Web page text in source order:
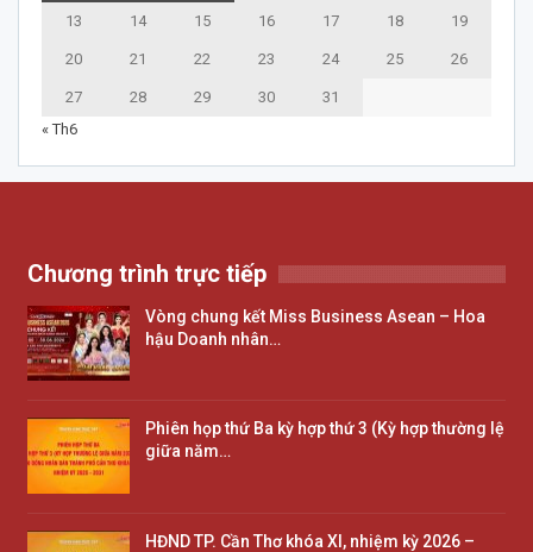
13 14 15 16 17 18 19
20 21 22 23 24 25 26
27 28 29 30
31
« Th6
Chương trình trực tiếp
Vòng chung kết Miss Business Asean – Hoa
hậu Doanh nhân…
Phiên họp thứ Ba kỳ hợp thứ 3 (Kỳ hợp thường lệ
giữa năm…
HĐND TP. Cần Thơ khóa XI, nhiệm kỳ 2026 –